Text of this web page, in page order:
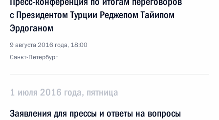
с Президентом Турции Реджепом Тайипом
Эрдоганом
9 августа 2016 года, 18:00
Санкт-Петербург
1 июля 2016 года, пятница
Заявления для прессы и ответы на вопросы